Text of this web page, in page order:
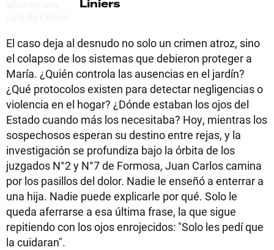
Liniers
El caso deja al desnudo no solo un crimen atroz, sino
el colapso de los sistemas que debieron proteger a
María. ¿Quién controla las ausencias en el jardín?
¿Qué protocolos existen para detectar negligencias o
violencia en el hogar? ¿Dónde estaban los ojos del
Estado cuando más los necesitaba? Hoy, mientras los
sospechosos esperan su destino entre rejas, y la
investigación se profundiza bajo la órbita de los
juzgados N°2 y N°7 de Formosa, Juan Carlos camina
por los pasillos del dolor. Nadie le enseñó a enterrar a
una hija. Nadie puede explicarle por qué. Solo le
queda aferrarse a esa última frase, la que sigue
repitiendo con los ojos enrojecidos: "Solo les pedí que
la cuidaran".